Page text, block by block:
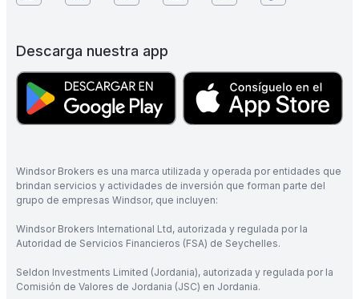
Descarga nuestra app
Windsor Brokers es una marca utilizada y operada por entidades que
brindan servicios y actividades de inversión que forman parte del
grupo de empresas Windsor, que incluyen:
Windsor Brokers International Ltd, autorizada y regulada por la
Autoridad de Servicios Financieros (FSA) de Seychelles.
Seldon Investments Limited (Jordania), autorizada y regulada por la
Comisión de Valores de Jordania (JSC) en Jordania.